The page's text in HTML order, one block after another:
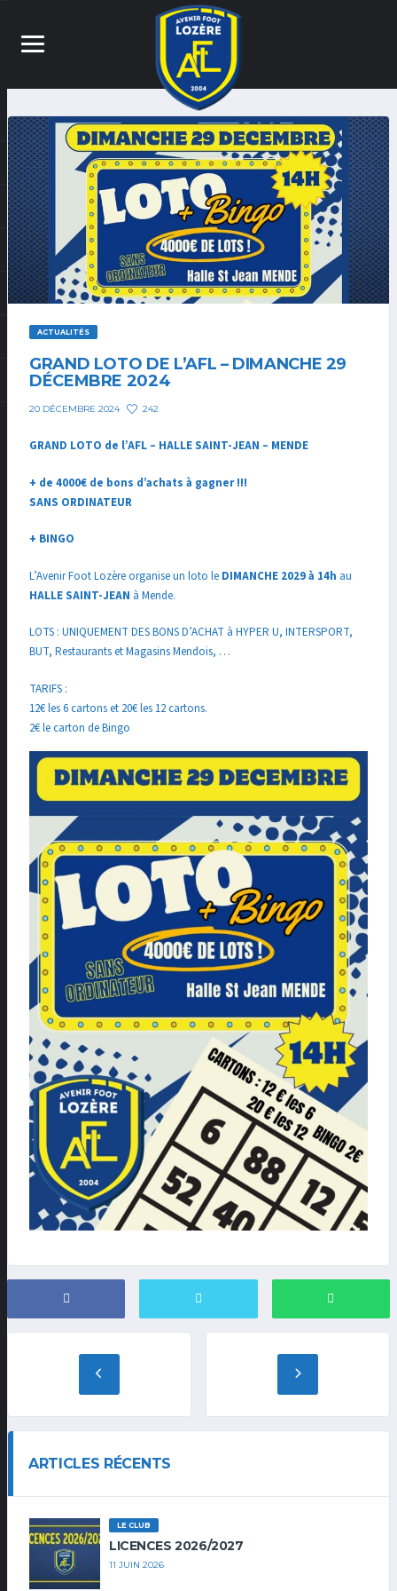
ACTUALITÉS
GRAND LOTO DE L’AFL – DIMANCHE 29
DÉCEMBRE 2024
20 DÉCEMBRE 2024 242
GRAND LOTO de l’AFL – HALLE SAINT-JEAN – MENDE
+ de 4000€ de bons d’achats à gagner !!!
SANS ORDINATEUR
+ BINGO
L’Avenir Foot Lozère organise un loto le DIMANCHE 2029 à 14h au
HALLE SAINT-JEAN à Mende.
LOTS : UNIQUEMENT DES BONS D’ACHAT à HYPER U, INTERSPORT,
BUT, Restaurants et Magasins Mendois, …
TARIFS :
12€ les 6 cartons et 20€ les 12 cartons.
2€ le carton de Bingo
ARTICLES RÉCENTS
LE CLUB
LICENCES 2026/2027
11 JUIN 2026